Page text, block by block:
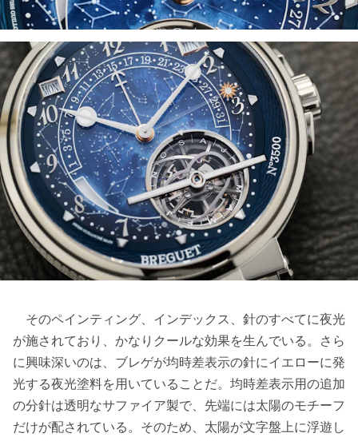
そのペインティング、インデックス、針のすべてに夜光
が施されており、かなりクールな効果を生んでいる。さら
に興味深いのは、ブレゲが均時差表示の針にイエローに発
光する夜光塗料を用いていることだ。均時差表示用の追加
の分針は透明なサファイア製で、先端には太陽のモチーフ
だけが配されている。そのため、太陽が文字盤上に浮遊し